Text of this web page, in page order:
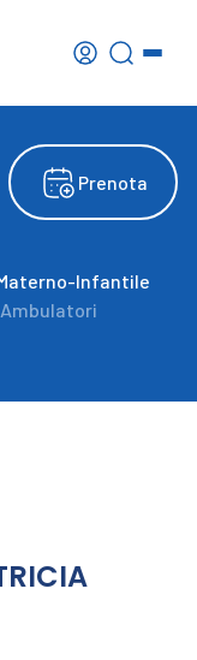
Prenota
Infantile
Ambulatori